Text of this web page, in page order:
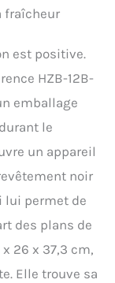
en
jour.
vous
glaçons
sur le
», notre
mode
ci
fraîcheur
est positive.
HZB-12B-
emballage
le
un appareil
noir
lui permet de
des plans de
26 x 37,3 cm,
Elle trouve sa